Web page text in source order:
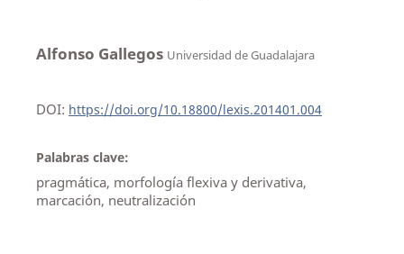
Alfonso Gallegos Universidad de Guadalajara
DOI: https://doi.org/10.18800/lexis.201401.004
Palabras clave:
pragmática, morfología flexiva y derivativa,
marcación, neutralización